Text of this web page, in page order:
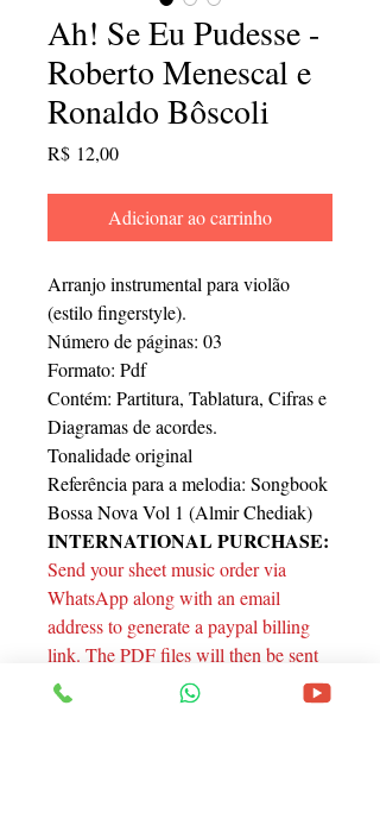
Ah! Se Eu Pudesse -
Roberto Menescal e
Ronaldo Bôscoli
R$ 12,00Preço
Adicionar ao carrinho
Arranjo instrumental para violão
(estilo fingerstyle).
Número de páginas: 03
Formato: Pdf
Contém: Partitura, Tablatura, Cifras e
Diagramas de acordes.
Tonalidade original
Referência para a melodia: Songbook
Bossa Nova Vol 1 (Almir Chediak)
INTERNATIONAL PURCHASE:
Send your sheet music order via
WhatsApp along with an email
address to generate a paypal billing
link. The PDF files will then be sent
via WhatsApp and the Paypal billing
link will be sent to your email.